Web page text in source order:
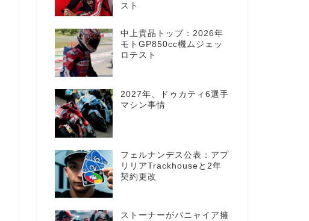
スト
中上貴晶トップ：2026年
モトGP850cc機ムジェッ
ロテスト
2027年、ドゥカティ6選手
マシン事情
フェルナンデス公表：アプ
リリアTrackhouseと2年
契約更改
ストーナーがバニャイア擁